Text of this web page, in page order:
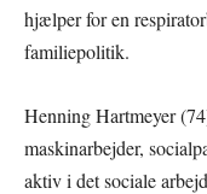
hjælper for en
familiepolitik.
Henning Hartmeyer
maskinarbejder,
aktiv i det sociale